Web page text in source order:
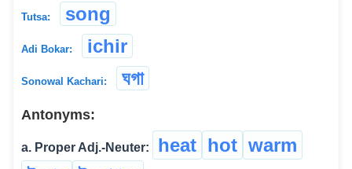
Tutsa: song
Adi Bokar: ichir
Sonowal Kachari: ঘগা
Antonyms:
a. Proper Adj.-Neuter: heat hot warm